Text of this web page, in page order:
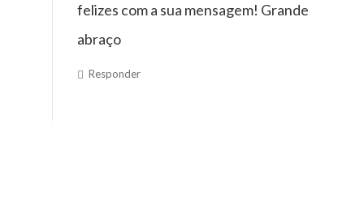
felizes com a sua mensagem! Grande
abraço
Responder